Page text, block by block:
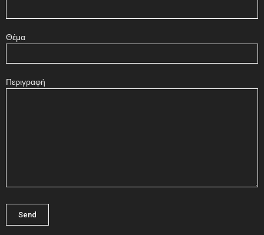
Θέμα
Περιγραφή